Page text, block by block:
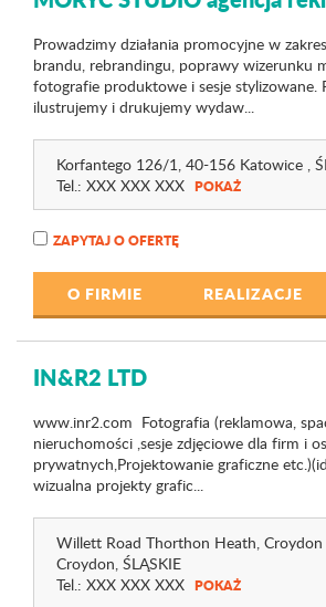
Prowadzimy działania promocyjne w
brandu, rebrandingu, poprawy wizerunku
fotografie produktowe i sesje stylizowane.
ilustrujemy i drukujemy wydaw...
Korfantego 126/1, 40-156 Katowice ,
Tel.: XXX XXX XXX POKAŻ
ZAPYTAJ O OFERTĘ
O FIRMIE REALIZACJE
IN&R2 LTD
www.inr2.com Fotografia (reklamowa,
nieruchomości ,sesje zdjęciowe dla firm i
prywatnych,Projektowanie graficzne
wizualna projekty grafic...
Willett Road Thorthon Heath,
Croydon, ŚLĄSKIE
Tel.: XXX XXX XXX POKAŻ